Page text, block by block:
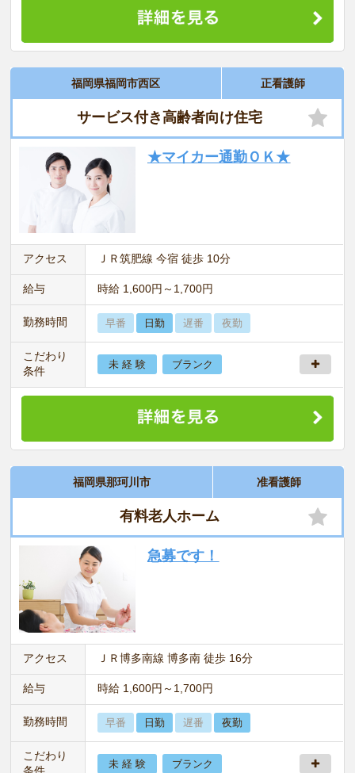
福岡県福岡市西区 正看護師
サービス付き高齢者向け住宅
★マイカー通勤ＯＫ★
アクセス ＪＲ筑肥線 今宿 徒歩 10分
給与 時給 1,600円～1,700円
勤務時間 早番 日勤 遅番 夜勤
こだわり
条件
未 経 験 ブランク
福岡県那珂川市 准看護師
有料老人ホーム
急募です！
アクセス ＪＲ博多南線 博多南 徒歩 16分
給与 時給 1,600円～1,700円
勤務時間 早番 日勤 遅番 夜勤
こだわり
条件
未 経 験 ブランク